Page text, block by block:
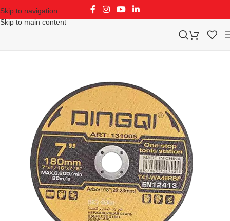
Skip to navigation
Skip to main content